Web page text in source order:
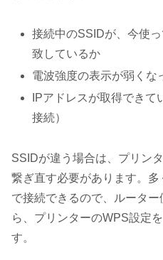
接続中のSSIDが、今使
致しているか
電波強度の表示が弱くな
IPアドレスが取得でき
接続）
SSIDが違う場合は、プリン
繋ぎ直す必要があります。多
で接続できるので、ルータ
ら、プリンターのWPS設定
す。